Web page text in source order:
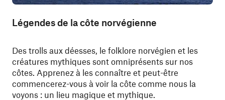
Légendes de la côte norvégienne
Des trolls aux déesses, le folklore norvégien et les
créatures mythiques sont omniprésents sur nos
côtes. Apprenez à les connaître et peut-être
commencerez-vous à voir la côte comme nous la
voyons : un lieu magique et mythique.